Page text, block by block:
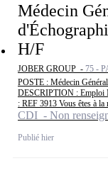
Médecin
H/F
JOBER GROUP - 75 -
POSTE : Médecin
DESCRIPTION : Emploi
: REF 3913 Vous êtes à la
CDI - Non
Publié hier